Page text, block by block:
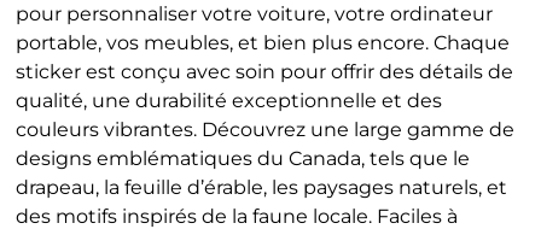
pour personnaliser votre voiture, votre ordinateur
portable, vos meubles, et bien plus encore. Chaque
sticker est conçu avec soin pour offrir des détails de
qualité, une durabilité exceptionnelle et des
couleurs vibrantes. Découvrez une large gamme de
designs emblématiques du Canada, tels que le
drapeau, la feuille d’érable, les paysages naturels, et
des motifs inspirés de la faune locale. Faciles à